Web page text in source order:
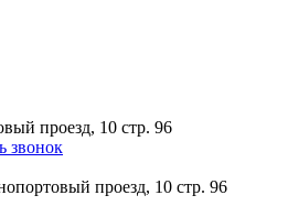
проезд, 10 стр. 96
звонок
проезд, 10 стр. 96